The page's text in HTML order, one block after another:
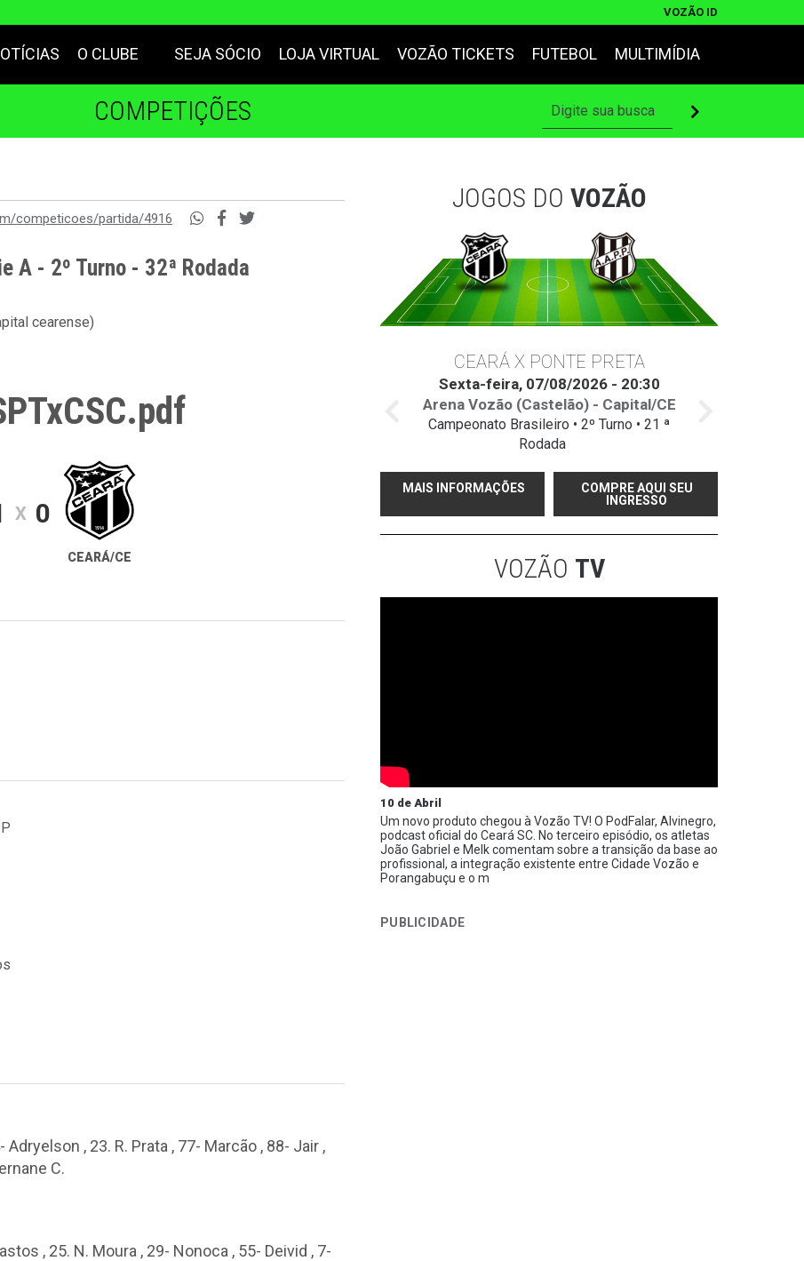
VOZÃO ID
O CLUBE SEJA SÓCIO LOJA VIRTUAL VOZÃO TICKETS FUTEBOL MULTIMÍDIA
COMPETIÇÕES
competicoes/partida/4916
A - 2º Turno - 32ª Rodada
cearense)
X 0
CEARÁ/CE
, 23. R. Prata , 77- Marcão , 88- Jair ,
C.
, 25. N. Moura , 29- Nonoca , 55- Deivid , 7-
JOGOS DO VOZÃO
CEARÁ X PONTE PRETA
Sexta-feira, 07/08/2026 - 20:30
Arena Vozão (Castelão) - Capital/CE
Campeonato Brasileiro • 2º Turno • 21 ª
Rodada
MAIS INFORMAÇÕES
COMPRE AQUI SEU
INGRESSO
VOZÃO TV
10 de Abril
Um novo produto chegou à Vozão TV! O PodFalar, Alvinegro,
podcast oficial do Ceará SC. No terceiro episódio, os atletas
João Gabriel e Melk comentam sobre a transição da base ao
profissional, a integração existente entre Cidade Vozão e
Porangabuçu e o m
PUBLICIDADE